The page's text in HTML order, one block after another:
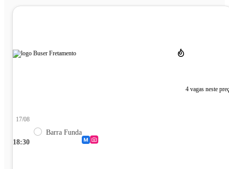
4 vagas neste
18:30
17/08
Barra Funda